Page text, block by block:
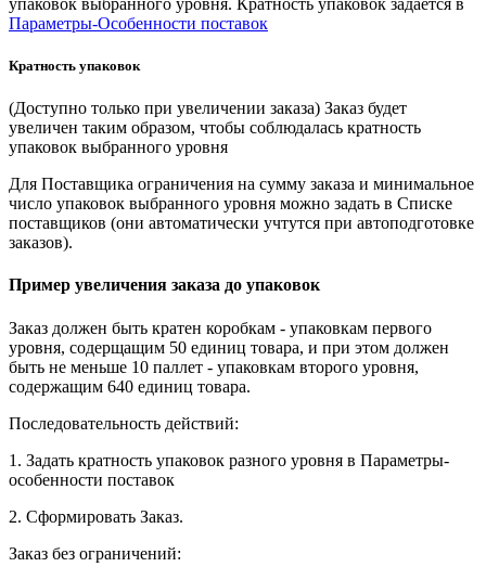
Параметры-Особенности поставок
Кратность упаковок
(Доступно только при увеличении заказа) Заказ будет
увеличен таким образом, чтобы соблюдалась кратность
упаковок выбранного уровня
Для Поставщика ограничения на сумму заказа и минимальное
число упаковок выбранного уровня можно задать в Списке
поставщиков (они автоматически учтутся при автоподготовке
заказов).
Пример увеличения заказа до упаковок
Заказ должен быть кратен коробкам - упаковкам первого
уровня, содерщащим 50 единиц товара, и при этом должен
быть не меньше 10 паллет - упаковкам второго уровня,
содержащим 640 единиц товара.
Последовательность действий:
1. Задать кратность упаковок разного уровня в Параметры-
особенности поставок
2. Сформировать Заказ.
Заказ без ограничений: